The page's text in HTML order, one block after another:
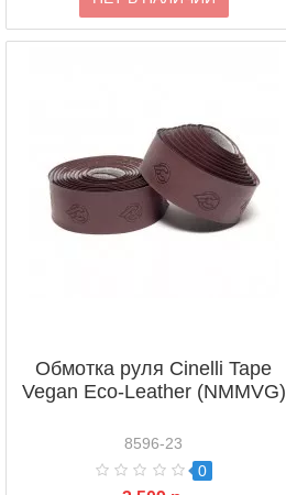
Обмотка руля Cinelli Tape
Vegan Eco-Leather (NMMVG)
8596-23
0